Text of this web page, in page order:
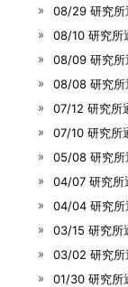
08/29 研究
08/10 研究
08/09 研究
08/08 研究
07/12 研究
07/10 研究
05/08 研究
04/07 研究
04/04 研究
03/15 研究
03/02 研究
01/30 研究